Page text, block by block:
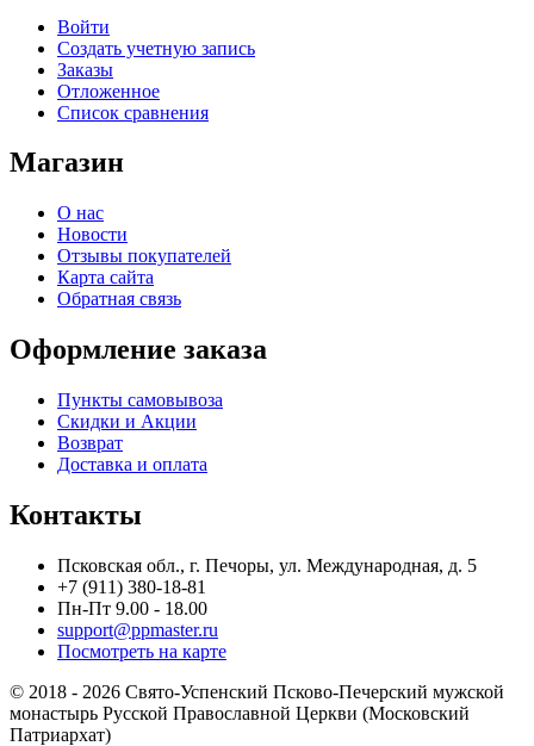
Войти
Создать учетную запись
Заказы
Отложенное
Список сравнения
Магазин
О нас
Новости
Отзывы покупателей
Карта сайта
Обратная связь
Оформление заказа
Пункты самовывоза
Скидки и Акции
Возврат
Доставка и оплата
Контакты
Псковская обл., г. Печоры, ул. Международная, д. 5
+7 (911) 380-18-81
Пн-Пт 9.00 - 18.00
support@ppmaster.ru
Посмотреть на карте
© 2018 - 2026 Свято-Успенский Псково-Печерский мужской
монастырь Русской Православной Церкви (Московский
Патриархат)